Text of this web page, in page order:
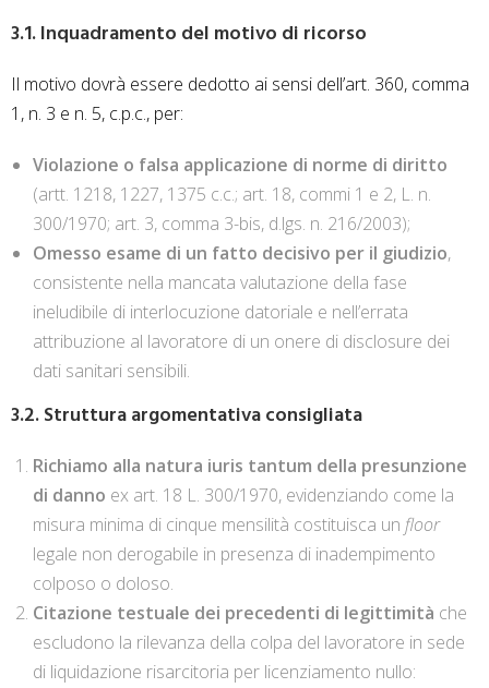
3.1. Inquadramento del motivo di ricorso
Il motivo dovrà essere dedotto ai sensi dell’art. 360, comma
1, n. 3 e n. 5, c.p.c., per:
Violazione o falsa applicazione di norme di diritto
(artt. 1218, 1227, 1375 c.c.; art. 18, commi 1 e 2, L. n.
300/1970; art. 3, comma 3-bis, d.lgs. n. 216/2003);
Omesso esame di un fatto decisivo per il giudizio,
consistente nella mancata valutazione della fase
ineludibile di interlocuzione datoriale e nell’errata
attribuzione al lavoratore di un onere di disclosure dei
dati sanitari sensibili.
3.2. Struttura argomentativa consigliata
Richiamo alla natura iuris tantum della presunzione
di danno ex art. 18 L. 300/1970, evidenziando come la
misura minima di cinque mensilità costituisca un floor
legale non derogabile in presenza di inadempimento
colposo o doloso.
Citazione testuale dei precedenti di legittimità che
escludono la rilevanza della colpa del lavoratore in sede
di liquidazione risarcitoria per licenziamento nullo: